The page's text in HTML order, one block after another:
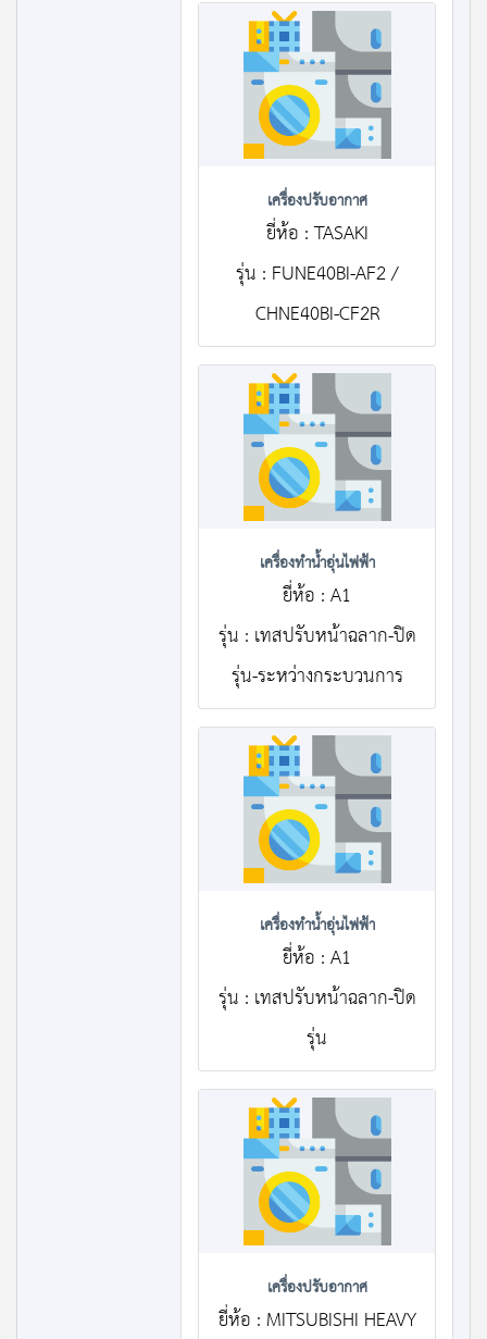
เครื่องปรับอากาศ
ยี่ห้อ : TASAKI
รุ่น : FUNE40BI-AF2 /
CHNE40BI-CF2R
เครื่องทำน้ำอุ่นไฟฟ้า
ยี่ห้อ : A1
รุ่น : เทสปรับหน้าฉลาก-ปิด
รุ่น-ระหว่างกระบวนการ
เครื่องทำน้ำอุ่นไฟฟ้า
ยี่ห้อ : A1
รุ่น : เทสปรับหน้าฉลาก-ปิด
รุ่น
เครื่องปรับอากาศ
ยี่ห้อ : MITSUBISHI HEAVY